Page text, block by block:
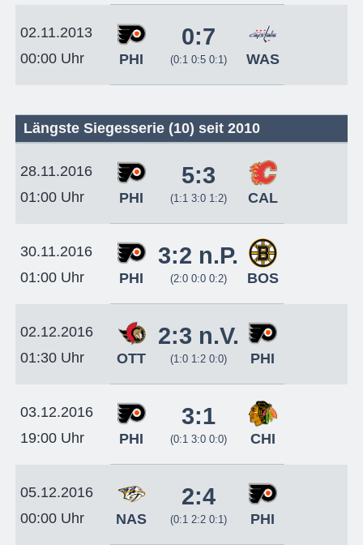
02.11.2013
00:00 Uhr
PHI
0:7
(0:1 0:5 0:1) WAS
Längste Siegesserie (10) seit 2010
28.11.2016
01:00 Uhr
PHI
5:3
(1:1 3:0 1:2) CAL
30.11.2016
01:00 Uhr
PHI
3:2 n.P.
(2:0 0:0 0:2) BOS
02.12.2016
01:30 Uhr
OTT
2:3 n.V.
(1:0 1:2 0:0) PHI
03.12.2016
19:00 Uhr
PHI
3:1
(0:1 3:0 0:0) CHI
05.12.2016
00:00 Uhr
NAS
2:4
(0:1 2:2 0:1) PHI